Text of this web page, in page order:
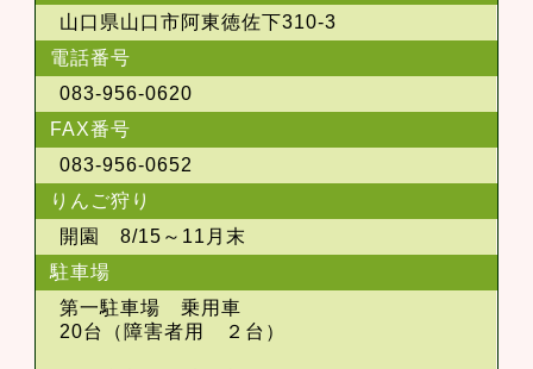
山口県山口市阿東徳佐下310-3
電話番号
083-956-0620
FAX番号
083-956-0652
りんご狩り
開園 8/15～11月末
駐車場
第一駐車場 乗用車
20台（障害者用 ２台）